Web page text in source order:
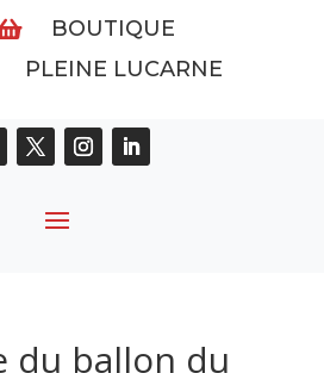
BOUTIQUE
PLEINE LUCARNE
du ballon du